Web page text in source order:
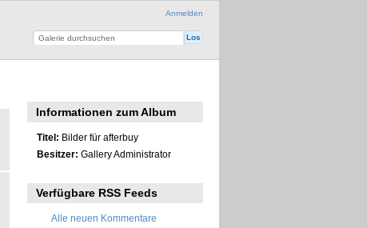
Anmelden
Informationen zum Album
Titel: Bilder für afterbuy
Besitzer: Gallery Administrator
Verfügbare RSS Feeds
Alle neuen Kommentare